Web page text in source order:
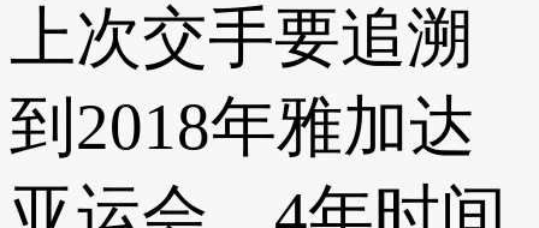
上次交手要追溯
到2018年雅加达